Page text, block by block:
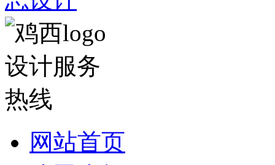
网站首页